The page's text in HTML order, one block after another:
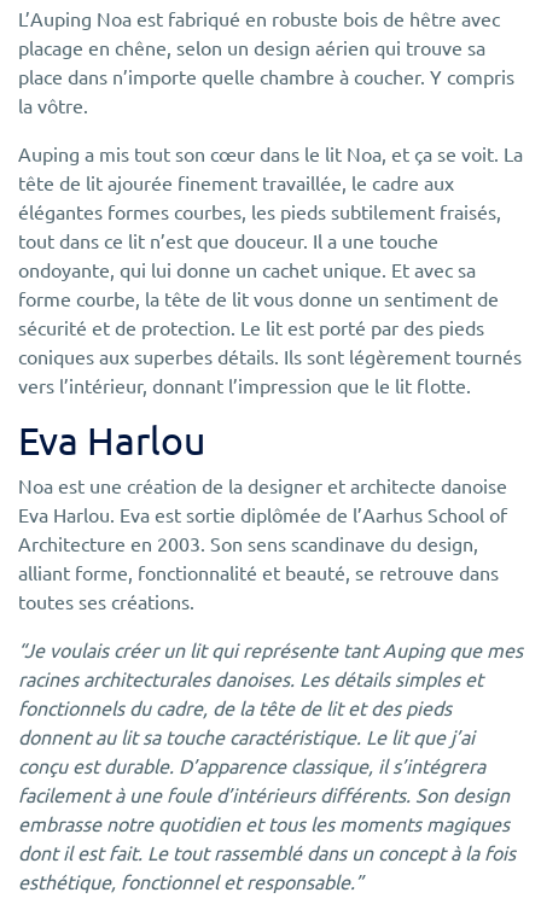
L’Auping Noa est fabriqué en robuste bois de hêtre avec
placage en chêne, selon un design aérien qui trouve sa
place dans n’importe quelle chambre à coucher. Y compris
la vôtre.
Auping a mis tout son cœur dans le lit Noa, et ça se voit. La
tête de lit ajourée finement travaillée, le cadre aux
élégantes formes courbes, les pieds subtilement fraisés,
tout dans ce lit n’est que douceur. Il a une touche
ondoyante, qui lui donne un cachet unique. Et avec sa
forme courbe, la tête de lit vous donne un sentiment de
sécurité et de protection. Le lit est porté par des pieds
coniques aux superbes détails. Ils sont légèrement tournés
vers l’intérieur, donnant l’impression que le lit flotte.
Eva Harlou
Noa est une création de la designer et architecte danoise
Eva Harlou. Eva est sortie diplômée de l’Aarhus School of
Architecture en 2003. Son sens scandinave du design,
alliant forme, fonctionnalité et beauté, se retrouve dans
toutes ses créations.
“Je voulais créer un lit qui représente tant Auping que mes
racines architecturales danoises. Les détails simples et
fonctionnels du cadre, de la tête de lit et des pieds
donnent au lit sa touche caractéristique. Le lit que j’ai
conçu est durable. D’apparence classique, il s’intégrera
facilement à une foule d’intérieurs différents. Son design
embrasse notre quotidien et tous les moments magiques
dont il est fait. Le tout rassemblé dans un concept à la fois
esthétique, fonctionnel et responsable.”